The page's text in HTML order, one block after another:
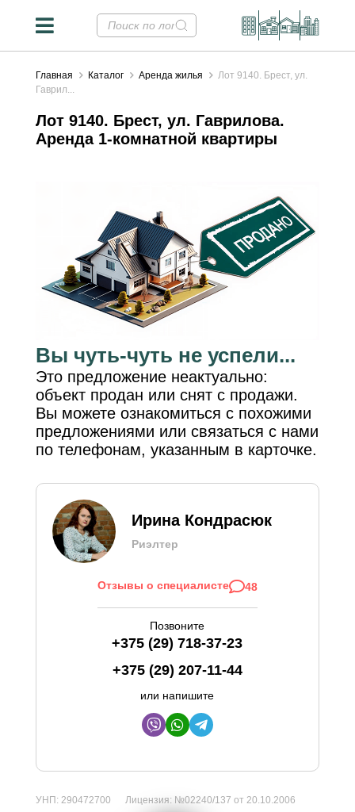
Главная Каталог Аренда жилья
Лот 9140. Брест, ул.
Гаврил...
Лот 9140. Брест, ул. Гаврилова.
Аренда 1-комнатной квартиры
Вы чуть-чуть не успели...
Это предложение неактуально:
объект продан или снят с продажи.
Вы можете ознакомиться с похожими
предложениями или связаться с нами
по телефонам, указанным в карточке.
Ирина Кондрасюк
Риэлтер
Отзывы о специалисте 48
Позвоните
+375 (29) 718-37-23
+375 (29) 207-11-44
или напишите
УНП: 290472700 Лицензия: №02240/137 от 20.10.2006